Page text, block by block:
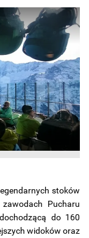
stoków
Pucharu
do 160
widoków oraz